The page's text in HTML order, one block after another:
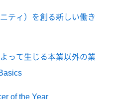
ティ）を創る新しい働き
って生じる本業以外の業
of the Year